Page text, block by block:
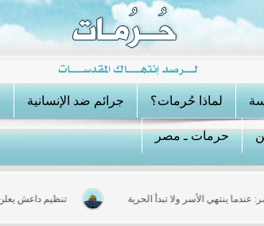
لماذا حُرمات؟ جرائم ضد الإنسانية
حرمات ـ مصر
مصر: عندما ينتهي الأسر ولا تبدأ الحرية تنظيم